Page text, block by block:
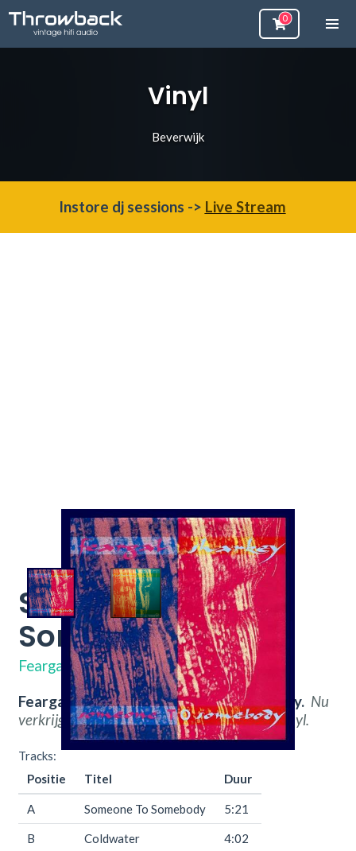
Vinyl
Beverwijk
Instore dj sessions -> Live Stream
Someone To
Somebody 602 071
Feargal Sharkey
Feargal Sharkey – Someone To Somebody. Nu
verkrijgbaar bijThrowbackVintage Hifi & Vinyl.
Tracks:
Positie
Titel Duur
A Someone To Somebody 5:21
B Coldwater 4:02